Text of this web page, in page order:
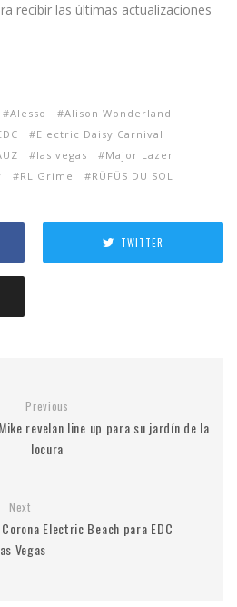
recibir las últimas actualizaciones
Alesso
Alison Wonderland
Electric Daisy Carnival
las vegas
Major Lazer
RL Grime RÜFÜS DU SOL
TWITTER
Previous
revelan line up para su jardín de la
locura
Next
Electric Beach para EDC
Vegas